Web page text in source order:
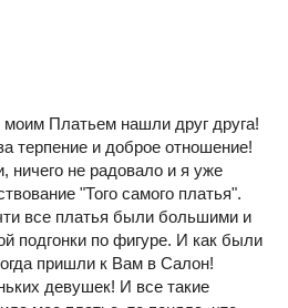
Платьем нашли друг друга!
терпение и доброе отношение!
ничего не радовало и я уже
"Того самого платья".
все платья были большими и
подгонки по фигуре. И как были
пришли к Вам в Салон!
девушек! И все такие